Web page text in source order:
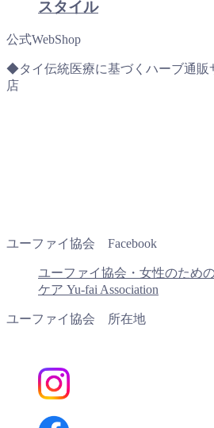
スタイル
公式WebShop
◆タイ伝統医療に基づくハーブ通
店
ユーファイ協会 Facebook
ユーファイ協会・女性のため
ケア Yu-fai Association
ユーファイ協会 所在地